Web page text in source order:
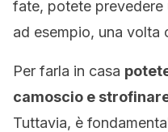
fate, potete prevedere
ad esempio, una volta
Per farla in casa
camoscio e
Tuttavia, è